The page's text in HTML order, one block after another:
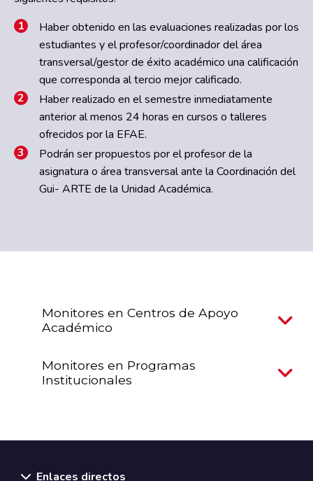
Haber obtenido en las evaluaciones realizadas por los
estudiantes y el profesor/coordinador del área
transversal/gestor de éxito académico una calificación
que corresponda al tercio mejor calificado.
Haber realizado en el semestre inmediatamente
anterior al menos 24 horas en cursos o talleres
ofrecidos por la EFAE.
Podrán ser propuestos por el profesor de la
asignatura o área transversal ante la Coordinación del
Gui- ARTE de la Unidad Académica.
Monitores en Centros de Apoyo
Académico
Monitores en Programas
Institucionales
Enlaces directos